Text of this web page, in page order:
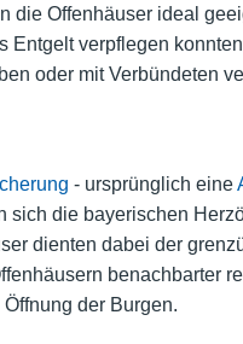
die Offenhäuser ideal
Entgelt verpflegen
oder mit Verbündeten
- ursprünglich eine
sich die bayerischen
dienten dabei der
benachbarter
der Burgen.